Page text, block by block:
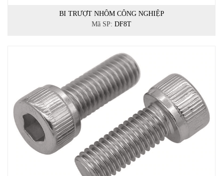
BI TRƯỢT NHÔM CÔNG NGHIỆP
Mã SP: DF8T